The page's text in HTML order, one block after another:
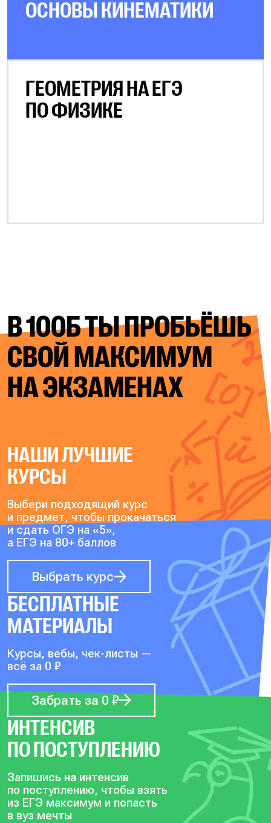
ОСНОВЫ КИНЕМАТИКИ
ГЕОМЕТРИЯ НА ЕГЭ
ПО ФИЗИКЕ
В 100Б ТЫ ПРОБЬЁШЬ
СВОЙМАКСИМУМ
НА ЭКЗАМЕНАХ
НАШИ ЛУЧШИЕ
КУРСЫ
Выбери подходящий курс
и предмет, чтобы прокачаться
и сдать ОГЭ на «5»,
а ЕГЭ на 80+ баллов
Выбрать курс
БЕСПЛАТНЫЕ
МАТЕРИАЛЫ
Курсы, вебы, чек-листы —
всё за 0 ₽
Забрать за 0 ₽
ИНТЕНСИВ
ПО ПОСТУПЛЕНИЮ
Запишись на интенсив
по поступлению, чтобы взять
из ЕГЭ максимум и попасть
в вуз мечты